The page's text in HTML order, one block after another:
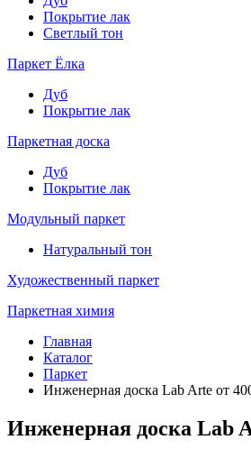
Покрытие лак
Светлый тон
Паркет Ёлка
Дуб
Покрытие лак
Паркетная доска
Дуб
Покрытие лак
Модульный паркет
Натуральный тон
Художественный паркет
Паркетная химия
Главная
Каталог
Паркет
Инженерная доска Lab Arte от
Инженерная доска Lab